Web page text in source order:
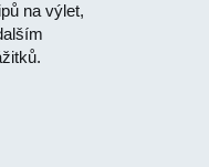
na výlet,